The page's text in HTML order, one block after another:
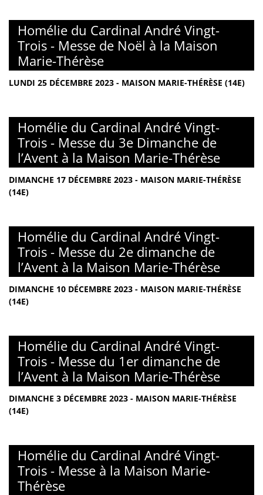
Homélie du Cardinal André Vingt-
Trois - Messe de Noël à la Maison
Marie-Thérèse
LUNDI 25 DÉCEMBRE 2023 - MAISON MARIE-THÉRÈSE (14E)
Homélie du Cardinal André Vingt-
Trois - Messe du 3e Dimanche de
l’Avent à la Maison Marie-Thérèse
DIMANCHE 17 DÉCEMBRE 2023 - MAISON MARIE-THÉRÈSE
(14E)
Homélie du Cardinal André Vingt-
Trois - Messe du 2e dimanche de
l’Avent à la Maison Marie-Thérèse
DIMANCHE 10 DÉCEMBRE 2023 - MAISON MARIE-THÉRÈSE
(14E)
Homélie du Cardinal André Vingt-
Trois - Messe du 1er dimanche de
l’Avent à la Maison Marie-Thérèse
DIMANCHE 3 DÉCEMBRE 2023 - MAISON MARIE-THÉRÈSE
(14E)
Homélie du Cardinal André Vingt-
Trois - Messe à la Maison Marie-
Thérèse